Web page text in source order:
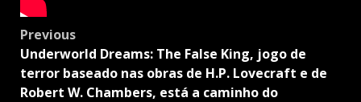
Post
navigation
Previous
Underworld Dreams: The False King, jogo de
terror baseado nas obras de H.P. Lovecraft e de
Robert W. Chambers, está a caminho do